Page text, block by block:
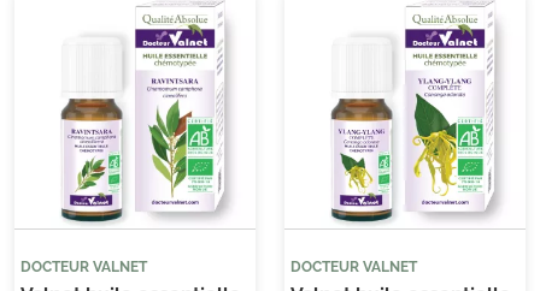
DOCTEUR VALNET DOCTEUR VALNET